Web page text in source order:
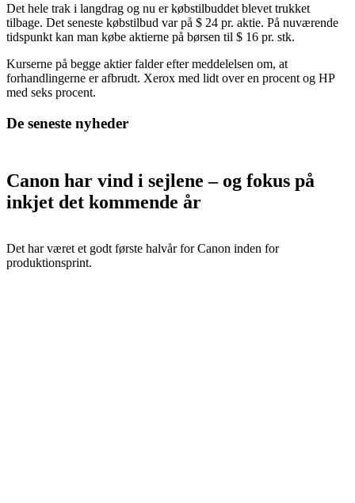
Det hele trak i langdrag og nu er købstilbuddet blevet trukket
tilbage. Det seneste købstilbud var på $ 24 pr. aktie. På nuværende
tidspunkt kan man købe aktierne på børsen til $ 16 pr. stk.
Kurserne på begge aktier falder efter meddelelsen om, at
forhandlingerne er afbrudt. Xerox med lidt over en procent og HP
med seks procent.
De seneste nyheder
Canon har vind i sejlene – og fokus på
inkjet det kommende år
Det har været et godt første halvår for Canon inden for
produktionsprint.